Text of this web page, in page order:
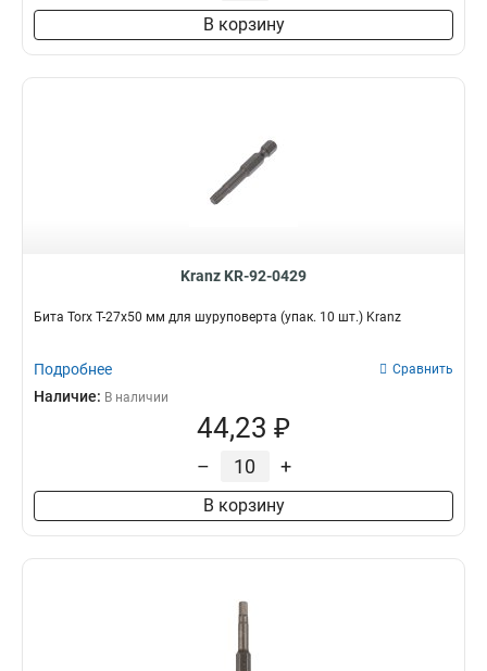
В корзину
Kranz KR-92-0429
Бита Torx T-27х50 мм для шуруповерта (упак. 10 шт.) Kranz
Подробнее Сравнить
Наличие: В наличии
44,23 ₽
– +
В корзину